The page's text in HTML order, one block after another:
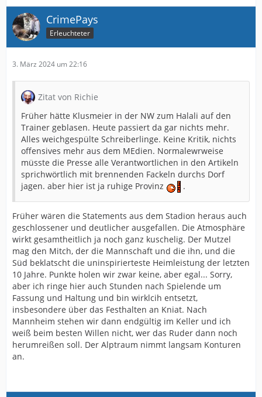
CrimePays
Erleuchteter
3. März 2024 um 22:16
Zitat von Richie
Früher hätte Klusmeier in der NW zum Halali auf den
Trainer geblasen. Heute passiert da gar nichts mehr.
Alles weichgespülte Schreiberlinge. Keine Kritik, nichts
offensives mehr aus dem MEdien. Normalewrweise
müsste die Presse alle Verantwortlichen in den Artikeln
sprichwörtlich mit brennenden Fackeln durchs Dorf
jagen. aber hier ist ja ruhige Provinz
.
Früher wären die Statements aus dem Stadion heraus auch
geschlossener und deutlicher ausgefallen. Die Atmosphäre
wirkt gesamtheitlich ja noch ganz kuschelig. Der Mutzel
mag den Mitch, der die Mannschaft und die ihn, und die
Süd beklatscht die uninspirierteste Heimleistung der letzten
10 Jahre. Punkte holen wir zwar keine, aber egal... Sorry,
aber ich ringe hier auch Stunden nach Spielende um
Fassung und Haltung und bin wirklcih entsetzt,
insbesondere über das Festhalten an Kniat. Nach
Mannheim stehen wir dann endgültig im Keller und ich
weiß beim besten Willen nicht, wer das Ruder dann noch
herumreißen soll. Der Alptraum nimmt langsam Konturen
an.